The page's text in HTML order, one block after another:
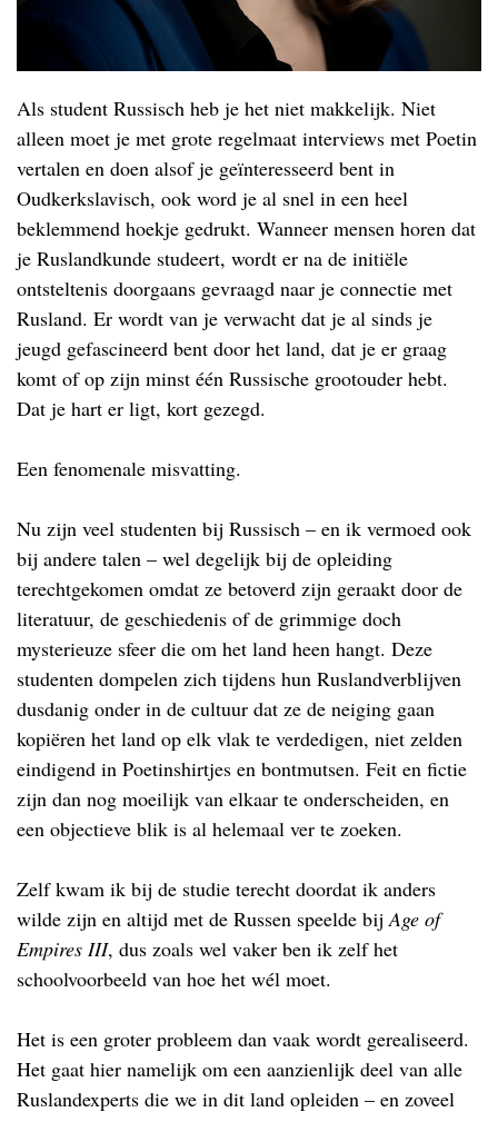
Als student Russisch heb je het niet makkelijk. Niet
alleen moet je met grote regelmaat interviews met Poetin
vertalen en doen alsof je geïnteresseerd bent in
Oudkerkslavisch, ook word je al snel in een heel
beklemmend hoekje gedrukt. Wanneer mensen horen dat
je Ruslandkunde studeert, wordt er na de initiële
ontsteltenis doorgaans gevraagd naar je connectie met
Rusland. Er wordt van je verwacht dat je al sinds je
jeugd gefascineerd bent door het land, dat je er graag
komt of op zijn minst één Russische grootouder hebt.
Dat je hart er ligt, kort gezegd.
Een fenomenale misvatting.
Nu zijn veel studenten bij Russisch – en ik vermoed ook
bij andere talen – wel degelijk bij de opleiding
terechtgekomen omdat ze betoverd zijn geraakt door de
literatuur, de geschiedenis of de grimmige doch
mysterieuze sfeer die om het land heen hangt. Deze
studenten dompelen zich tijdens hun Ruslandverblijven
dusdanig onder in de cultuur dat ze de neiging gaan
kopiëren het land op elk vlak te verdedigen, niet zelden
eindigend in Poetinshirtjes en bontmutsen. Feit en fictie
zijn dan nog moeilijk van elkaar te onderscheiden, en
een objectieve blik is al helemaal ver te zoeken.
Zelf kwam ik bij de studie terecht doordat ik anders
wilde zijn en altijd met de Russen speelde bijAge of
Empires III, dus zoals wel vaker ben ik zelf het
schoolvoorbeeld van hoe het wél moet.
Het is een groter probleem dan vaak wordt gerealiseerd.
Het gaat hier namelijk om een aanzienlijk deel van alle
Ruslandexperts die we in dit land opleiden – en zoveel